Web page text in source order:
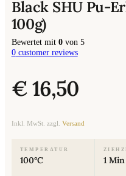
Black SHU Pu-
100g)
Bewertet mit 0von 5
0customer reviews
€16,50
Inkl. MwSt. zzgl. Versand
TEMPERATUR
100°C 1 Min